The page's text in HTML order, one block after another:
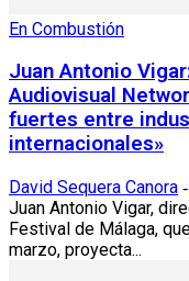
En Combustión
Juan Antonio
Audiovisual
fuertes entre
internacionales»
David Sequera Canora -
Juan Antonio Vigar,
Festival de Málaga,
marzo, proyecta...